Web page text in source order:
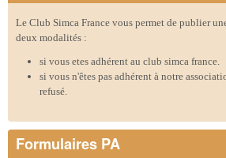
Le Club Simca France vous permet de publier
deux modalités :
si vous etes adhérent au club simca france.
si vous n'êtes pas adhérent à notre
refusé.
Formulaires PA